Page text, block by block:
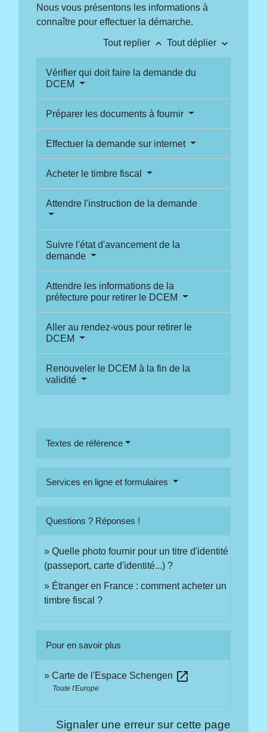
Nous vous présentons les informations à
connaître pour effectuer la démarche.
Tout replier keyboard_arrow_up Tout déplier keyboard_arrow_down
Vérifier qui doit faire la demande du
DCEM
Préparer les documents à fournir
Effectuer la demande sur internet
Acheter le timbre fiscal
Attendre l'instruction de la demande
Suivre l'état d'avancement de la
demande
Attendre les informations de la
préfecture pour retirer le DCEM
Aller au rendez-vous pour retirer le
DCEM
Renouveler le DCEM à la fin de la
validité
Textes de référence
Services en ligne et formulaires
Questions ? Réponses !
Quelle photo fournir pour un titre d'identité
(passeport, carte d'identité...) ?
Étranger en France : comment acheter un
timbre fiscal ?
Pour en savoir plus
Carte de l'Espace Schengen open_in_new
Toute l'Europe
Signaler une erreur sur cette page